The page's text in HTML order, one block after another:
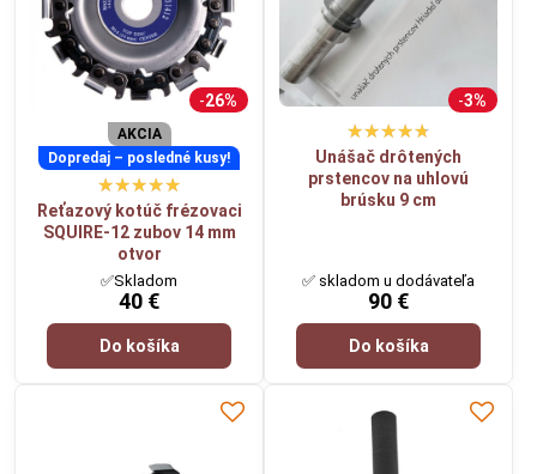
26%
AKCIA
Dopredaj – posledné kusy!
Reťazový kotúč frézovaci
SQUIRE-12 zubov 14 mm
otvor
✅Skladom
40 €
Do košíka
3%
Unášač drôtených
prstencov na uhlovú
brúsku 9 cm
✅ skladom u dodávateľa
90 €
Do košíka